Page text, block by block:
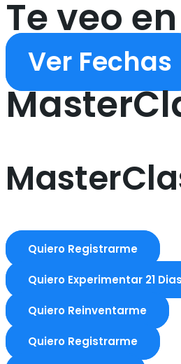
Te veo
Ver Fechas
Quiero Registrarme
Quiero Experimentar 21
Quiero Reinventarme
Quiero Registrarme